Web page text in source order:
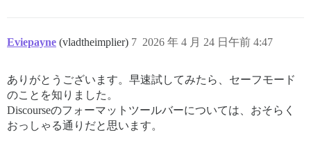
Eviepayne (vladtheimplier) 2026 年 4 月 24 日午前 4:47
7
ありがとうございます。早速試してみたら、セーフモード
のことを知りました。
Discourseのフォーマットツールバーについては、おそらく
おっしゃる通りだと思います。